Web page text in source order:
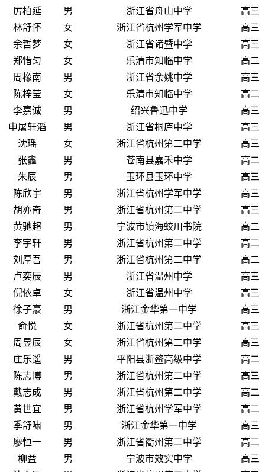
厉柏延
男 浙江省舟山中学
高三
林舒怀
女 浙江省杭州学军中学
高三
余哲梦
女 浙江省诸暨中学
高三
郑惜匀
女 乐清市知临中学
高二
周橡南
男 浙江省余姚中学
高三
陈梓莹
女 乐清市知临中学
高二
李嘉诚
男 绍兴鲁迅中学
高三
申屠轩滔
男 浙江省桐庐中学
高三
沈瑶
女 浙江省杭州第二中学
高三
张鑫
男 苍南县嘉禾中学
高二
朱辰
男 玉环县玉环中学
高三
陈欣宇
男 浙江省杭州学军中学
高三
胡亦奇
男 浙江省杭州第二中学
高三
黄驰超
男 宁波市镇海蛟川书院
高二
李宇轩
男 浙江省杭州第二中学
高二
刘厚吾
男 浙江省杭州第二中学
高二
卢奕辰
男 浙江省温州中学
高三
倪依卓
女 浙江省温州中学
高三
徐子豪
男 浙江金华第一中学
高三
俞悦
女 浙江省杭州第二中学
高三
周昱辰
女 浙江省杭州第二中学
高三
庄乐遥
男 平阳县浙鳌高级中学
高二
陈志博
男 浙江省杭州第二中学
高三
戴志成
男 浙江省杭州第二中学
高二
黄世宜
男 浙江省杭州学军中学
高二
季舒啸
男 浙江金华第一中学
高三
廖恒一
男 浙江省衢州第二中学
高二
柳益
男 宁波市效实中学
高三